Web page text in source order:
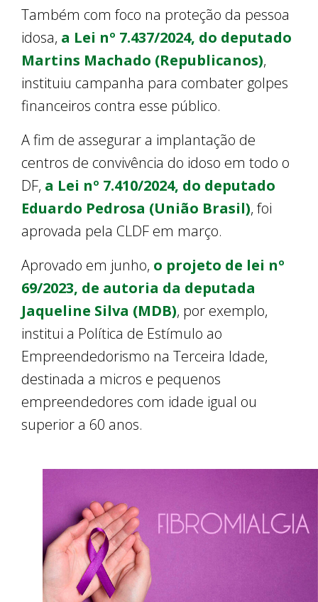
Também com foco na proteção da pessoa
idosa, a Lei nº 7.437/2024, do deputado
Martins Machado (Republicanos),
instituiu campanha para combater golpes
financeiros contra esse público.
A fim de assegurar a implantação de
centros de convivência do idoso em todo o
DF, a Lei nº 7.410/2024, do deputado
Eduardo Pedrosa (União Brasil), foi
aprovada pela CLDF em março.
Aprovado em junho, o projeto de lei nº
69/2023, de autoria da deputada
Jaqueline Silva (MDB), por exemplo,
institui a Política de Estímulo ao
Empreendedorismo na Terceira Idade,
destinada a micros e pequenos
empreendedores com idade igual ou
superior a 60 anos.